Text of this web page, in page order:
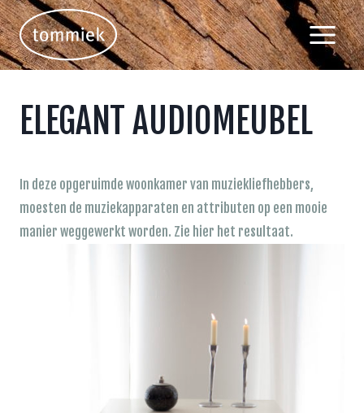
Doorgaan
naar
inhoud
ELEGANT AUDIOMEUBEL
In deze opgeruimde woonkamer van muziekliefhebbers,
moesten de muziekapparaten en attributen op een mooie
manier weggewerkt worden. Zie hier het resultaat.